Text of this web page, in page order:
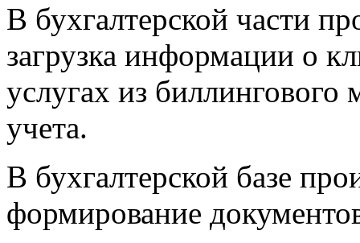
В бухгалтерской части
загрузка информации о
услугах из биллингового
учета.
В бухгалтерской базе
формирование